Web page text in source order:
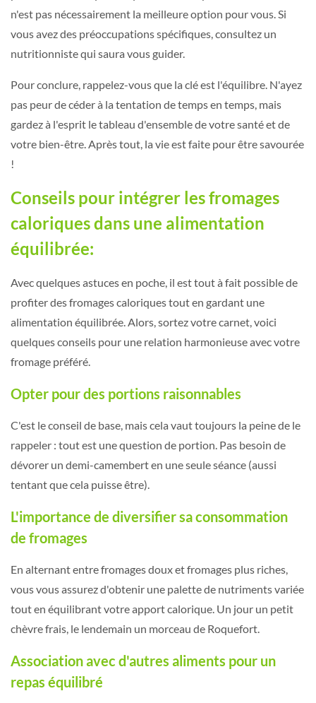
n'est pas nécessairement la meilleure option pour vous. Si
vous avez des préoccupations spécifiques, consultez un
nutritionniste qui saura vous guider.
Pour conclure, rappelez-vous que la clé est l'équilibre. N'ayez
pas peur de céder à la tentation de temps en temps, mais
gardez à l'esprit le tableau d'ensemble de votre santé et de
votre bien-être. Après tout, la vie est faite pour être savourée
!
Conseils pour intégrer les fromages
caloriques dans une alimentation
équilibrée:
Avec quelques astuces en poche, il est tout à fait possible de
profiter des fromages caloriques tout en gardant une
alimentation équilibrée. Alors, sortez votre carnet, voici
quelques conseils pour une relation harmonieuse avec votre
fromage préféré.
Opter pour des portions raisonnables
C'est le conseil de base, mais cela vaut toujours la peine de le
rappeler : tout est une question de portion. Pas besoin de
dévorer un demi-camembert en une seule séance (aussi
tentant que cela puisse être).
L'importance de diversifier sa consommation
de fromages
En alternant entre fromages doux et fromages plus riches,
vous vous assurez d'obtenir une palette de nutriments variée
tout en équilibrant votre apport calorique. Un jour un petit
chèvre frais, le lendemain un morceau de Roquefort.
Association avec d'autres aliments pour un
repas équilibré